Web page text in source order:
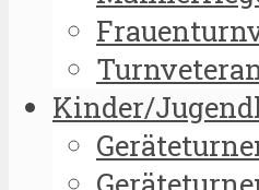
Kinder/